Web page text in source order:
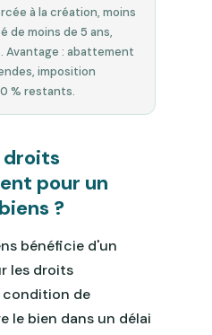
à la création, moins
de moins de 5 ans,
Avantage : abattement
imposition
% restants.
droits
pour un
?
bénéficie d'un
les droits
condition de
le bien dans un délai